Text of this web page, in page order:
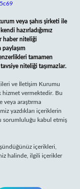
veya şahıs şirketi ile
hazırladığımız
haber niteliği
paylaşım
tamamen
niteliği taşımazlar.
ve İletişim Kurumu
hizmet vermektedir. Bu
araştırma
yazdıkları içeriklerin
sorumluluğu kabul etmiş
içerikleri,
halinde, ilgili içerikler